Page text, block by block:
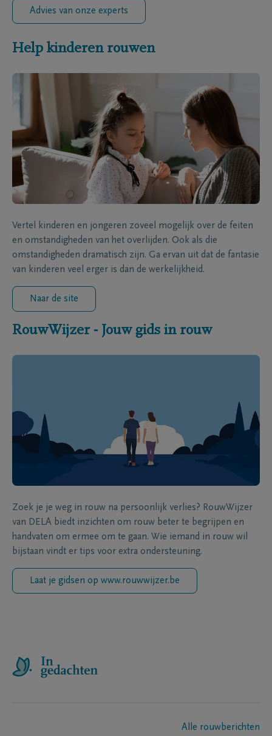
Advies van onze experts
Help kinderen rouwen
Vertel kinderen en jongeren zoveel mogelijk over de feiten
en omstandigheden van het overlijden. Ook als die
omstandigheden dramatisch zijn. Ga ervan uit dat de fantasie
van kinderen veel erger is dan de werkelijkheid.
Naar de site
RouwWijzer - Jouw gids in rouw
Zoek je je weg in rouw na persoonlijk verlies? RouwWijzer
van DELA biedt inzichten om rouw beter te begrijpen en
handvaten om ermee om te gaan. Wie iemand in rouw wil
bijstaan vindt er tips voor extra ondersteuning.
Laat je gidsen op www.rouwwijzer.be
Alle rouwberichten